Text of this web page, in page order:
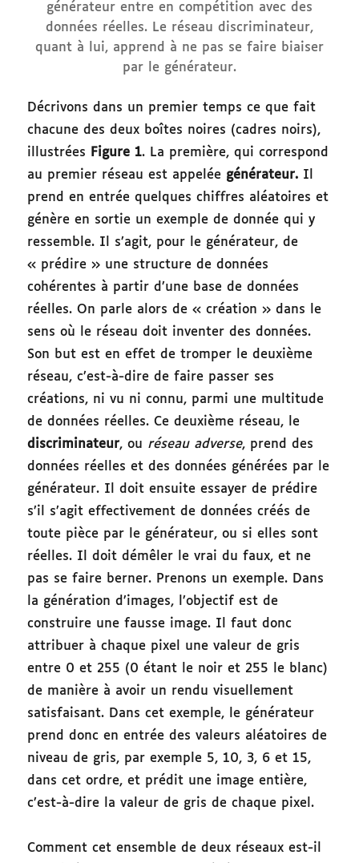
générateur entre en compétition avec des
données réelles. Le réseau discriminateur,
quant à lui, apprend à ne pas se faire biaiser
par le générateur.
Décrivons dans un premier temps ce que fait
chacune des deux boîtes noires (cadres noirs),
illustrées
Figure 1. La première, qui correspond
au premier réseau est appelée générateur. Il
prend en entrée quelques chiffres aléatoires et
génère en sortie un exemple de donnée qui y
ressemble. Il s’agit, pour le générateur, de
« prédire » une structure de données
cohérentes à partir d’une base de données
réelles. On parle alors de « création » dans le
sens où le réseau doit inventer des données.
Son but est en effet de tromper le deuxième
réseau, c’est-à-dire de faire passer ses
créations, ni vu ni connu, parmi une multitude
de données réelles. Ce deuxième réseau, le
discriminateur, ou réseau adverse, prend des
données réelles et des données générées par le
générateur. Il doit ensuite essayer de prédire
s’il s’agit effectivement de données créés de
toute pièce par le générateur, ou si elles sont
réelles. Il doit démêler le vrai du faux, et ne
pas se faire berner. Prenons un exemple. Dans
la génération d’images, l’objectif est de
construire une fausse image. Il faut donc
attribuer à chaque pixel une valeur de gris
entre 0 et 255 (0 étant le noir et 255 le blanc)
de manière à avoir un rendu visuellement
satisfaisant. Dans cet exemple, le générateur
prend donc en entrée des valeurs aléatoires de
niveau de gris, par exemple 5, 10, 3, 6 et 15,
dans cet ordre, et prédit une image entière,
c’est-à-dire la valeur de gris de chaque pixel.
Comment cet ensemble de deux réseaux est-il